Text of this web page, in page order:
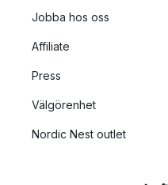
Jobba hos oss
Affiliate
Press
Välgörenhet
Nordic Nest outlet